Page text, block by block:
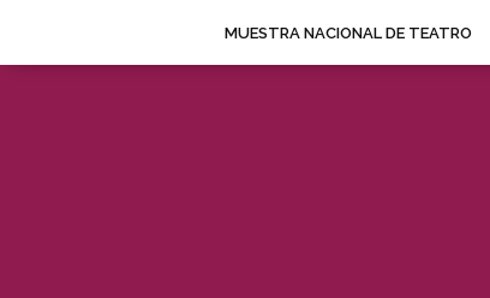
MUESTRA NACIONAL DE TEATRO